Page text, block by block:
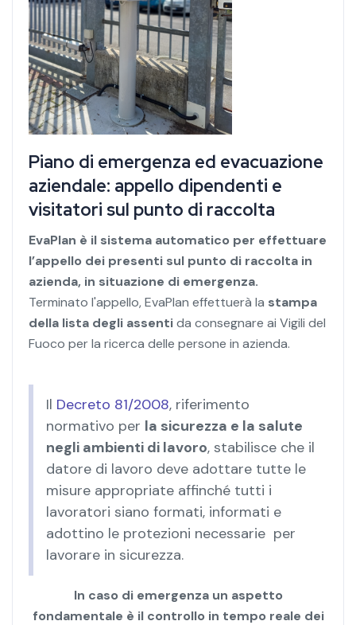
Piano di emergenza ed evacuazione
aziendale: appello dipendenti e
visitatori sul punto di raccolta
EvaPlan è il sistema automatico per effettuare
l’appello dei presenti sul punto di raccolta in
azienda, in situazione di emergenza.
Terminato l'appello, EvaPlan effettuerà la stampa
della lista degli assentida consegnare ai Vigili del
Fuoco per la ricerca delle persone in azienda.
Il Decreto 81/2008, riferimento
normativo per la sicurezza e la salute
negli ambienti di lavoro, stabilisce che il
datore di lavoro deve adottare tutte le
misure appropriate affinché tutti i
lavoratori siano formati, informati e
adottino le protezioni necessarie per
lavorare in sicurezza.
In caso di emergenza un aspetto
fondamentale è il controllo in tempo reale dei